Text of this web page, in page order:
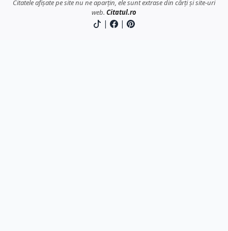
Citatele afișate pe site nu ne aparțin, ele sunt extrase din cărți și site-uri
web. Citatul.ro
| |